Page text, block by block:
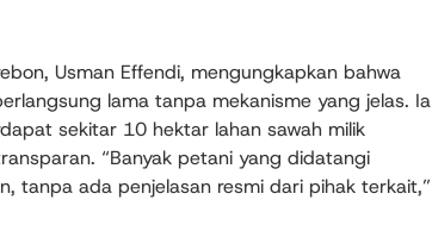
Usman Effendi, mengungkapkan bahwa
lama tanpa mekanisme yang jelas. Ia
sekitar 10 hektar lahan sawah milik
“Banyak petani yang didatangi
tanpa ada penjelasan resmi dari pihak terkait,”